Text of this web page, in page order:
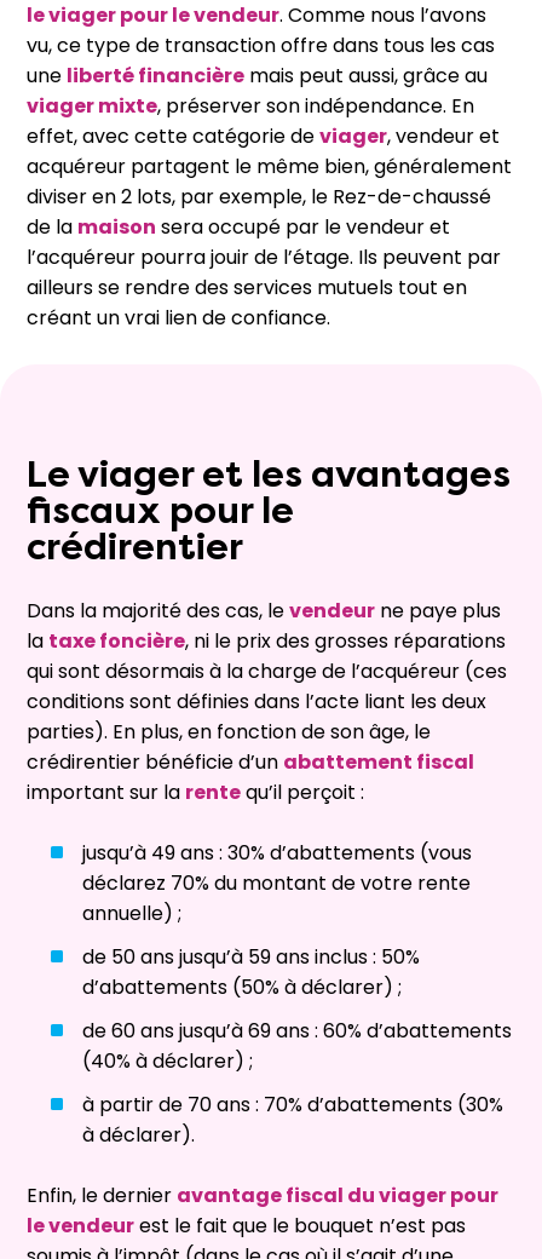
le viager pour le vendeur. Comme nous l’avons
vu, ce type de transaction offre dans tous les cas
une liberté financière mais peut aussi, grâce au
viager mixte, préserver son indépendance. En
effet, avec cette catégorie deviager, vendeur et
acquéreur partagent le même bien, généralement
diviser en 2 lots, par exemple, le Rez-de-chaussé
de la maison sera occupé par le vendeur et
l’acquéreur pourra jouir de l’étage. Ils peuvent par
ailleurs se rendre des services mutuels tout en
créant un vrai lien de confiance.
Le viager et les avantages
fiscaux pour le
crédirentier
Dans la majorité des cas, levendeur ne paye plus
la taxe foncière, ni le prix des grosses réparations
qui sont désormais à la charge de l’acquéreur (ces
conditions sont définies dans l’acte liant les deux
parties). En plus, en fonction de son âge, le
crédirentier bénéficie d’un abattement fiscal
important sur la rentequ’il perçoit :
jusqu’à 49 ans : 30% d’abattements (vous
déclarez 70% du montant de votre rente
annuelle) ;
de 50 ans jusqu’à 59 ans inclus : 50%
d’abattements (50% à déclarer) ;
de 60 ans jusqu’à 69 ans : 60% d’abattements
(40% à déclarer) ;
à partir de 70 ans : 70% d’abattements (30%
à déclarer).
Enfin, le dernier avantage fiscal du viager pour
le vendeurest le fait que le bouquet n’est pas